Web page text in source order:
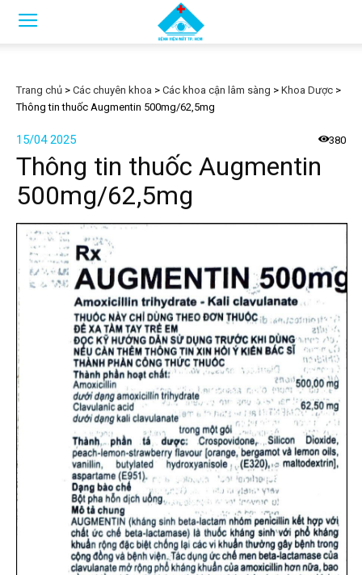
Trang chủ > Các chuyên khoa > Các khoa cận lâm sàng > Khoa Dược >
Thông tin thuốc Augmentin 500mg/62,5mg
15/04 2025 380
Thông tin thuốc Augmentin
500mg/62,5mg